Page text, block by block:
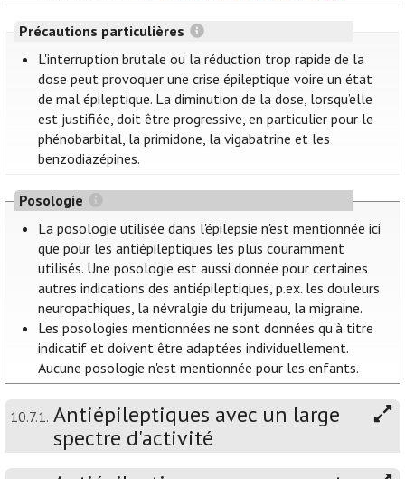
Précautions particulières
L'interruption brutale ou la réduction trop rapide de la
dose peut provoquer une crise épileptique voire un état
de mal épileptique. La diminution de la dose, lorsqu’elle
est justifiée, doit être progressive, en particulier pour le
phénobarbital, la primidone, la vigabatrine et les
benzodiazépines.
Posologie
La posologie utilisée dans l'épilepsie n'est mentionnée ici
que pour les antiépileptiques les plus couramment
utilisés. Une posologie est aussi donnée pour certaines
autres indications des antiépileptiques, p.ex. les douleurs
neuropathiques, la névralgie du trijumeau, la migraine.
Les posologies mentionnées ne sont données qu'à titre
indicatif et doivent être adaptées individuellement.
Aucune posologie n'est mentionnée pour les enfants.
10.7.1. Antiépileptiques avec un large
spectre d'activité